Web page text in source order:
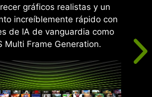
gráficos realistas y un
increíblemente rápido con
de IA de vanguardia como
Multi Frame Generation.